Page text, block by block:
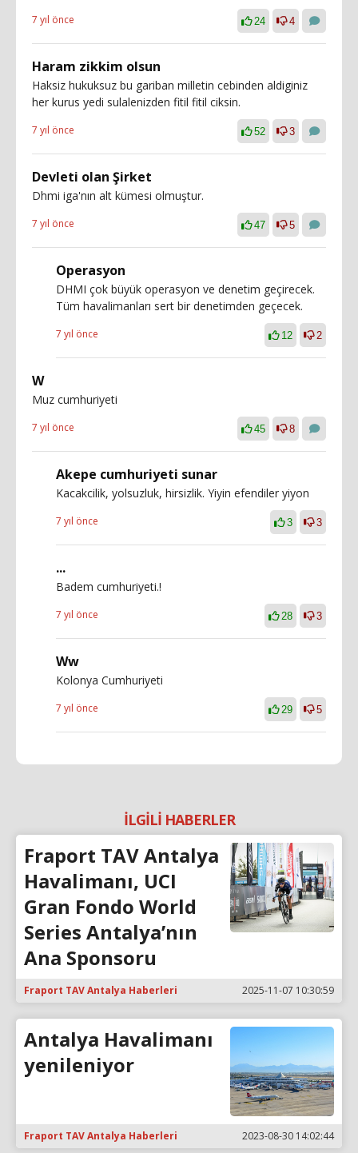
7 yıl önce 24 4
Haram zikkim olsun
Haksiz hukuksuz bu gariban milletin cebinden aldiginiz
her kurus yedi sulalenizden fitil fitil ciksin.
7 yıl önce 52 3
Devleti olan Şirket
Dhmi iga'nın alt kümesi olmuştur.
7 yıl önce 47 5
Operasyon
DHMI çok büyük operasyon ve denetim geçirecek.
Tüm havalimanları sert bir denetimden geçecek.
7 yıl önce 12 2
W
Muz cumhuriyeti
7 yıl önce 45 8
Akepe cumhuriyeti sunar
Kacakcilik, yolsuzluk, hirsizlik. Yiyin efendiler yiyon
7 yıl önce 3 3
...
Badem cumhuriyeti.!
7 yıl önce 28 3
Ww
Kolonya Cumhuriyeti
7 yıl önce 29 5
İLGİLİ HABERLER
Fraport TAV Antalya
Havalimanı, UCI
Gran Fondo World
Series Antalya’nın
Ana Sponsoru
Fraport TAV Antalya Haberleri 2025-11-07 10:30:59
Antalya Havalimanı
yenileniyor
Fraport TAV Antalya Haberleri 2023-08-30 14:02:44